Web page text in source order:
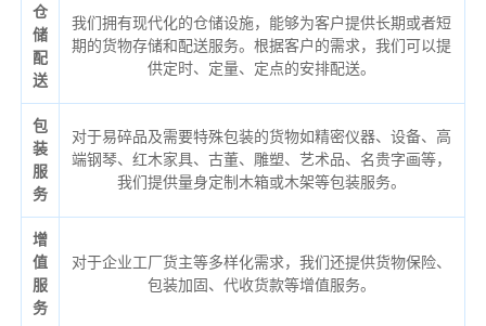
仓
储
配
送
我们拥有现代化的仓储设施，能够为客户提供长期或者短
期的货物存储和配送服务。根据客户的需求，我们可以提
供定时、定量、定点的安排配送。
包
装
服
务
对于易碎品及需要特殊包装的货物如精密仪器、设备、高
端钢琴、红木家具、古董、雕塑、艺术品、名贵字画等，
我们提供量身定制木箱或木架等包装服务。
增
值
服
务
对于企业工厂货主等多样化需求，我们还提供货物保险、
包装加固、代收货款等增值服务。